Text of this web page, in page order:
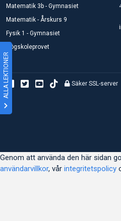
ALLA LEKTIONER
Matematik 3b - Gymnasiet
Matematik - Årskurs 9
Fysik 1 - Gymnasiet
Högskoleprovet
Säker SSL-server
Genom att använda den här sidan
användarvillkor, vår integritetspolicy